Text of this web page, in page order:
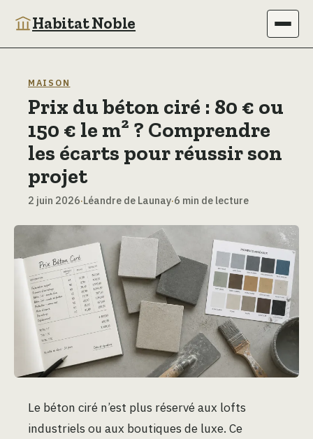
Habitat Noble
Maison
Bricolage
Jardinage
MAISON
Prix du béton ciré : 80 € ou
150 € le m² ? Comprendre
les écarts pour réussir son
projet
2 juin 2026·Léandre de Launay·6 min de lecture
Le béton ciré n’est plus réservé aux lofts
industriels ou aux boutiques de luxe. Ce